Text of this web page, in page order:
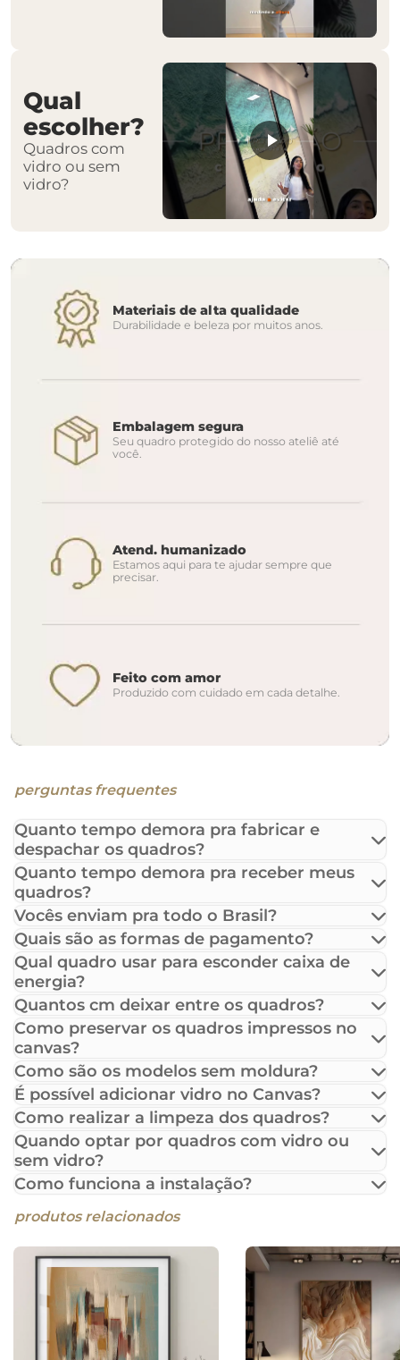
Qual
escolher?
Quadros com
vidro ou sem
vidro?
Materiais de alta qualidade
Durabilidade e beleza por muitos anos.
Embalagem segura
Seu quadro protegido do nosso ateliê até
você.
Atend. humanizado
Estamos aqui para te ajudar sempre que
precisar.
Feito com amor
Produzido com cuidado em cada detalhe.
perguntas frequentes
Quanto tempo demora pra fabricar e
despachar os quadros?
Quanto tempo demora pra receber meus
quadros?
Vocês enviam pra todo o Brasil?
Quais são as formas de pagamento?
Qual quadro usar para esconder caixa de
energia?
Quantos cm deixar entre os quadros?
Como preservar os quadros impressos no
canvas?
Como são os modelos sem moldura?
É possível adicionar vidro no Canvas?
Como realizar a limpeza dos quadros?
Quando optar por quadros com vidro ou
sem vidro?
Como funciona a instalação?
produtos relacionados